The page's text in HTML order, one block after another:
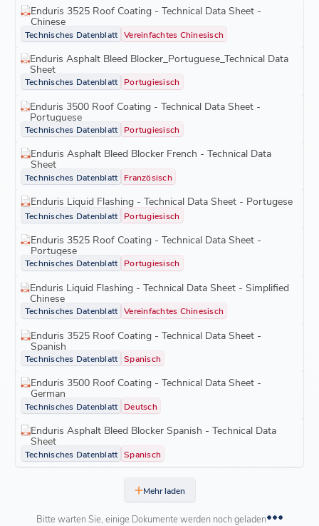
Enduris 3525 Roof Coating - Technical Data Sheet -
Chinese
Technisches Datenblatt Vereinfachtes Chinesisch
Enduris Asphalt Bleed Blocker_Portuguese_Technical Data
Sheet
Technisches Datenblatt Portugiesisch
Enduris 3500 Roof Coating - Technical Data Sheet -
Portuguese
Technisches Datenblatt Portugiesisch
Enduris Asphalt Bleed Blocker French - Technical Data
Sheet
Technisches Datenblatt Französisch
Enduris Liquid Flashing - Technical Data Sheet - Portugese
Technisches Datenblatt Portugiesisch
Enduris 3525 Roof Coating - Technical Data Sheet -
Portugese
Technisches Datenblatt Portugiesisch
Enduris Liquid Flashing - Technical Data Sheet - Simplified
Chinese
Technisches Datenblatt Vereinfachtes Chinesisch
Enduris 3525 Roof Coating - Technical Data Sheet -
Spanish
Technisches Datenblatt Spanisch
Enduris 3500 Roof Coating - Technical Data Sheet -
German
Technisches Datenblatt Deutsch
Enduris Asphalt Bleed Blocker Spanish - Technical Data
Sheet
Technisches Datenblatt Spanisch
Mehr laden
Bitte warten Sie, einige Dokumente werden noch geladen